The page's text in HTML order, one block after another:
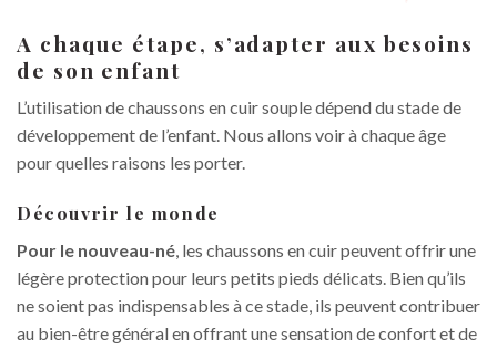
A chaque étape, s’adapter aux besoins
de son enfant
L’utilisation de chaussons en cuir souple dépend du stade de
développement de l’enfant. Nous allons voir à chaque âge
pour quelles raisons les porter.
Découvrir le monde
Pour le nouveau-né, les chaussons en cuir peuvent offrir une
légère protection pour leurs petits pieds délicats. Bien qu’ils
ne soient pas indispensables à ce stade, ils peuvent contribuer
au bien-être général en offrant une sensation de confort et de